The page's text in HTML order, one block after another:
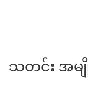
သတင်း အမျို